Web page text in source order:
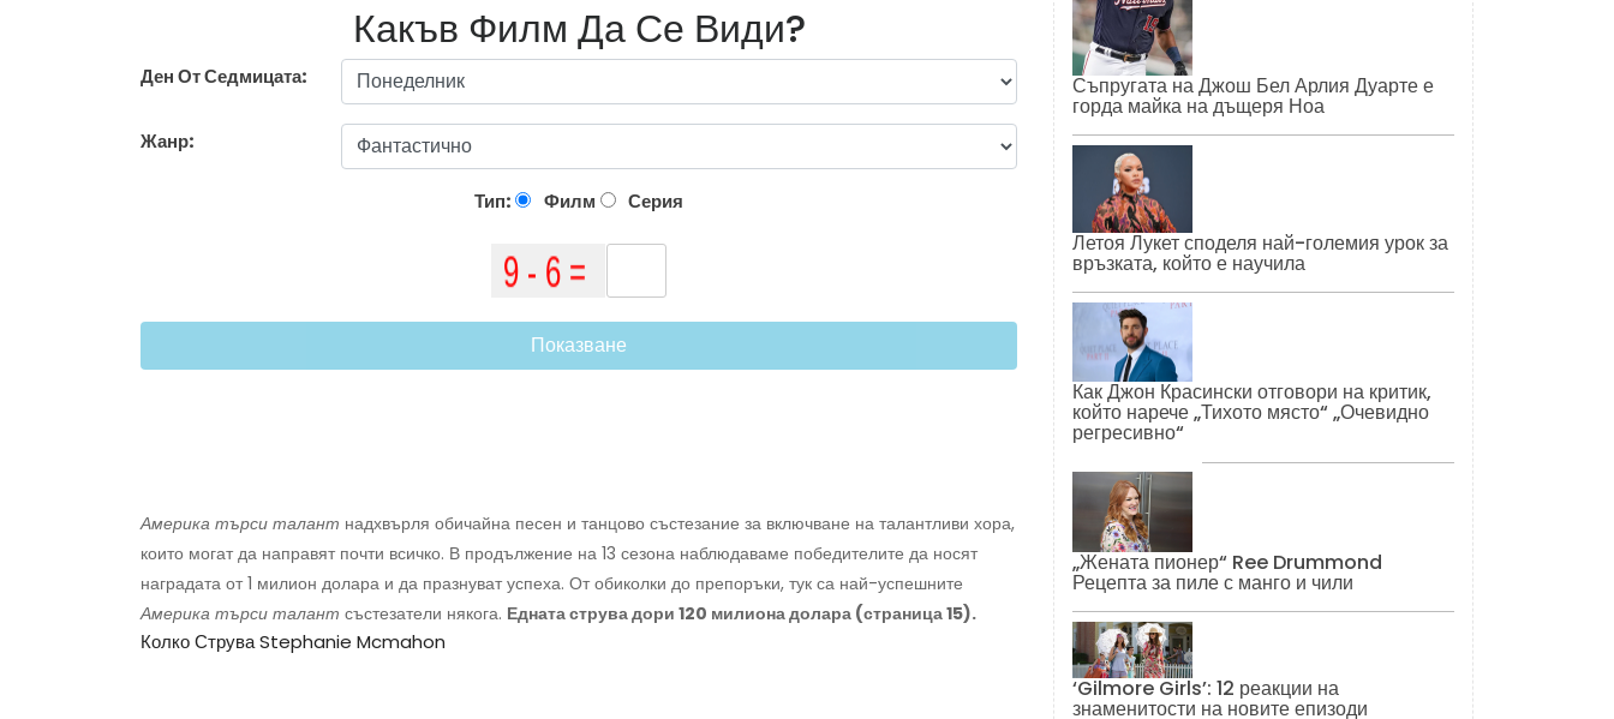
Какъв Филм Да Се Види?
Ден От Седмицата:
Жанр:
Тип: Филм Серия
Показване
Америка търси талант надхвърля обичайна песен и танцово състезание за включване на талантливи хора,
които могат да направят почти всичко. В продължение на 13 сезона наблюдаваме победителите да носят
наградата от 1 милион долара и да празнуват успеха. От обиколки до препоръки, тук са най-успешните
Америка търси талант състезатели някога. Едната струва дори 120 милиона долара (страница 15).
Колко Струва Stephanie Mcmahon
Съпругата на Джош Бел Арлия Дуарте е
горда майка на дъщеря Ноа
Летоя Лукет споделя най-големия урок за
връзката, който е научила
Как Джон Красински отговори на критик,
който нарече „Тихото място“ „Очевидно
регресивно“
„Жената пионер“ Ree Drummond
Рецепта за пиле с манго и чили
‘Gilmore Girls’: 12 реакции на
знаменитости на новите епизоди